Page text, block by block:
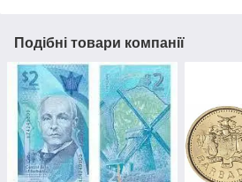
Подібні товари компанії